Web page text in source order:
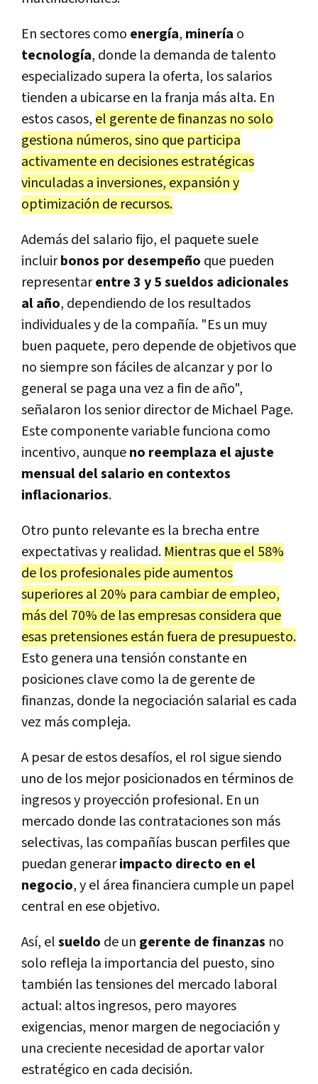
En sectores como energía, minería o
tecnología, donde la demanda de talento
especializado supera la oferta, los salarios
tienden a ubicarse en la franja más alta. En
estos casos, el gerente de finanzas no solo
gestiona números, sino que participa
activamente en decisiones estratégicas
vinculadas a inversiones, expansión y
optimización de recursos.
Además del salario fijo, el paquete suele
incluirbonos por desempeño que pueden
representarentre 3 y 5 sueldos adicionales
al año, dependiendo de los resultados
individuales y de la compañía. "Es un muy
buen paquete, pero depende de objetivos que
no siempre son fáciles de alcanzar y por lo
general se paga una vez a fin de año",
señalaron los senior director de Michael Page.
Este componente variable funciona como
incentivo, aunqueno reemplaza el ajuste
mensual del salario en contextos
inflacionarios.
Otro punto relevante es la brecha entre
expectativas y realidad. Mientras que el 58%
de los profesionales pide aumentos
superiores al 20% para cambiar de empleo,
más del 70% de las empresas considera que
esas pretensiones están fuera de presupuesto.
Esto genera una tensión constante en
posiciones clave como la de gerente de
finanzas, donde la negociación salarial es cada
vez más compleja.
A pesar de estos desafíos, el rol sigue siendo
uno de los mejor posicionados en términos de
ingresos y proyección profesional. En un
mercado donde las contrataciones son más
selectivas, las compañías buscan perfiles que
puedan generarimpacto directo en el
negocio, y el área financiera cumple un papel
central en ese objetivo.
Así, elsueldo de un gerente de finanzas no
solo refleja la importancia del puesto, sino
también las tensiones del mercado laboral
actual: altos ingresos, pero mayores
exigencias, menor margen de negociación y
una creciente necesidad de aportar valor
estratégico en cada decisión.